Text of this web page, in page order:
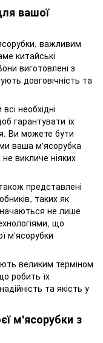
вашої
важливим
китайські
виготовлені з
довговічність та
необхідні
гарантувати їх
Ви можете бути
ваша м'ясорубка
викличе ніяких
представлені
таких як
не лише
що
м'ясорубки
великим терміном
робить їх
та якість у
м'ясорубки з